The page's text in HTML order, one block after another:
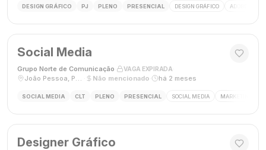
DESIGN GRÁFICO PJ PLENO PRESENCIAL DESIGN GRÁFICO ADOBE
Social Media
Grupo Norte de Comunicação VAGA EXPIRADA
João Pessoa, Paraíba, Brasil
Não mencionado há 2 meses
SOCIAL MEDIA CLT PLENO PRESENCIAL SOCIAL MEDIA MARKETING
Designer Gráfico